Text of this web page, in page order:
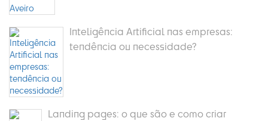
Inteligência Artificial nas empresas:
tendência ou necessidade?
Landing pages: o que são e como criar